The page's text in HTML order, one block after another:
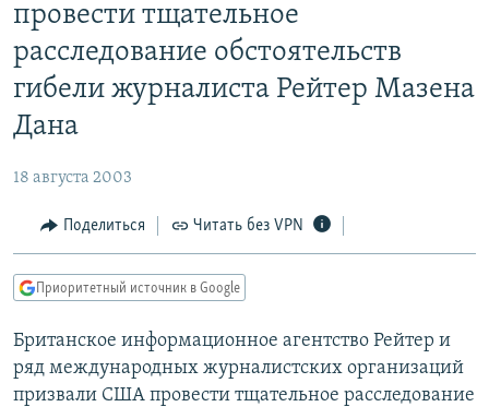
главной
навигации
Вернутся
КУЛЬТУРА
IDEL.РЕАЛИИ
КАВКАЗ.РЕАЛИИ
РАСПИСАНИЕ ВЕЩАНИЯ
ПОДПИШИТЕСЬ НА РАССЫЛКУ
СОЦИАЛЬНЫЕ СЕТИ
провести тщательное
расследование обстоятельств
гибели журналиста Рейтер Мазена
Дана
18 августа 2003
Поделиться Читать без VPN
Приоритетный источник в Google
Британское информационное агентство Рейтер и
ряд международных журналистских организаций
призвали США провести тщательное расследование